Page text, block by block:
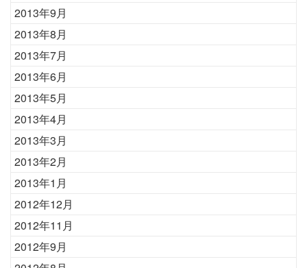
2013年9月
2013年8月
2013年7月
2013年6月
2013年5月
2013年4月
2013年3月
2013年2月
2013年1月
2012年12月
2012年11月
2012年9月